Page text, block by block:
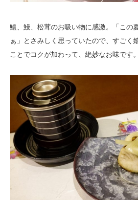
鱧、鰻、松茸のお吸い物に感激。「この
ぁ」とさみしく思っていたので、すごく
ことでコクが加わって、絶妙なお味です。